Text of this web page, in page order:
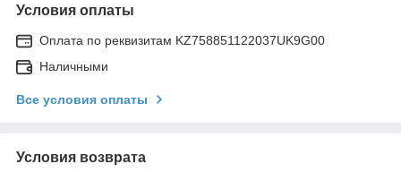
Условия оплаты
Оплата по реквизитам KZ758851122037UK9G00
Наличными
Все условия оплаты
Условия возврата